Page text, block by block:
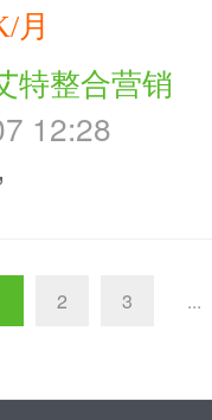
月
特整合营销
12:28
2 3 ...